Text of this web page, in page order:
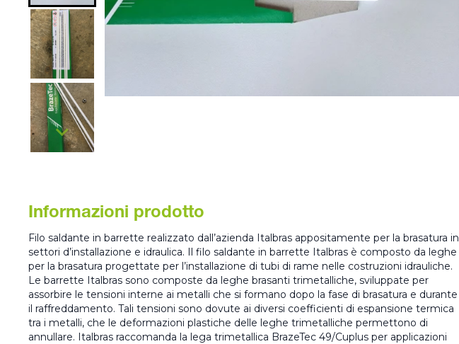
Informazioni prodotto
Filo saldante in barrette realizzato dall’azienda Italbras appositamente per la brasatura in
settori d’installazione e idraulica. Il filo saldante in barrette Italbras è composto da leghe
per la brasatura progettate per l’installazione di tubi di rame nelle costruzioni idrauliche.
Le barrette Italbras sono composte da leghe brasanti trimetalliche, sviluppate per
assorbire le tensioni interne ai metalli che si formano dopo la fase di brasatura e durante
il raffreddamento. Tali tensioni sono dovute ai diversi coefficienti di espansione termica
tra i metalli, che le deformazioni plastiche delle leghe trimetalliche permettono di
annullare. Italbras raccomanda la lega trimetallica BrazeTec 49/Cuplus per applicazioni